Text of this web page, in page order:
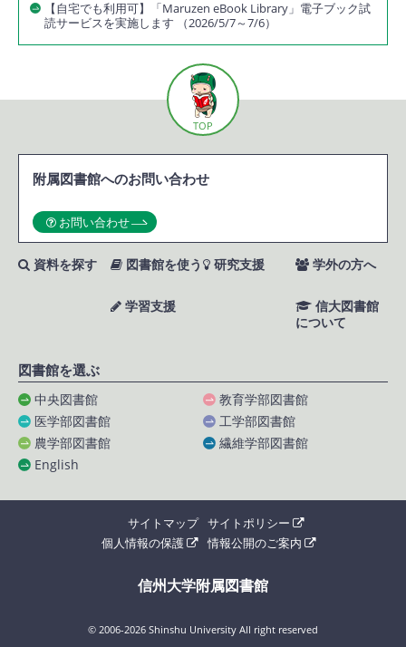
【自宅でも利用可】「Maruzen eBook Library」電子ブック試
読サービスを実施します （2026/5/7～7/6）
附属図書館へのお問い合わせ
お問い合わせ
資料を探す 図書館を使う
学習支援
研究支援 学外の方へ
信大図書館
について
図書館を選ぶ
中央図書館
教育学部図書館
医学部図書館
工学部図書館
農学部図書館
繊維学部図書館
English
TOP
サイトマップ サイトポリシー
個人情報の保護
情報公開のご案内
信州大学附属図書館
© 2006-2026 Shinshu University All right reserved